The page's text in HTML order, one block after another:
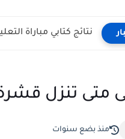
نتائج كتابي مباراة التعليم دورة
متى تنزل قشرة
منذ بضع سنوات